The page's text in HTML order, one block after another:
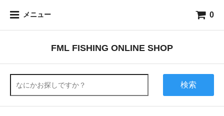
メニュー 0
FML FISHING ONLINE SHOP
検索